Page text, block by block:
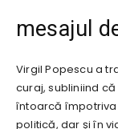
mesajul
Virgil Popescu a
curaj, subliniind
întoarcă împotriva
politică, dar și în